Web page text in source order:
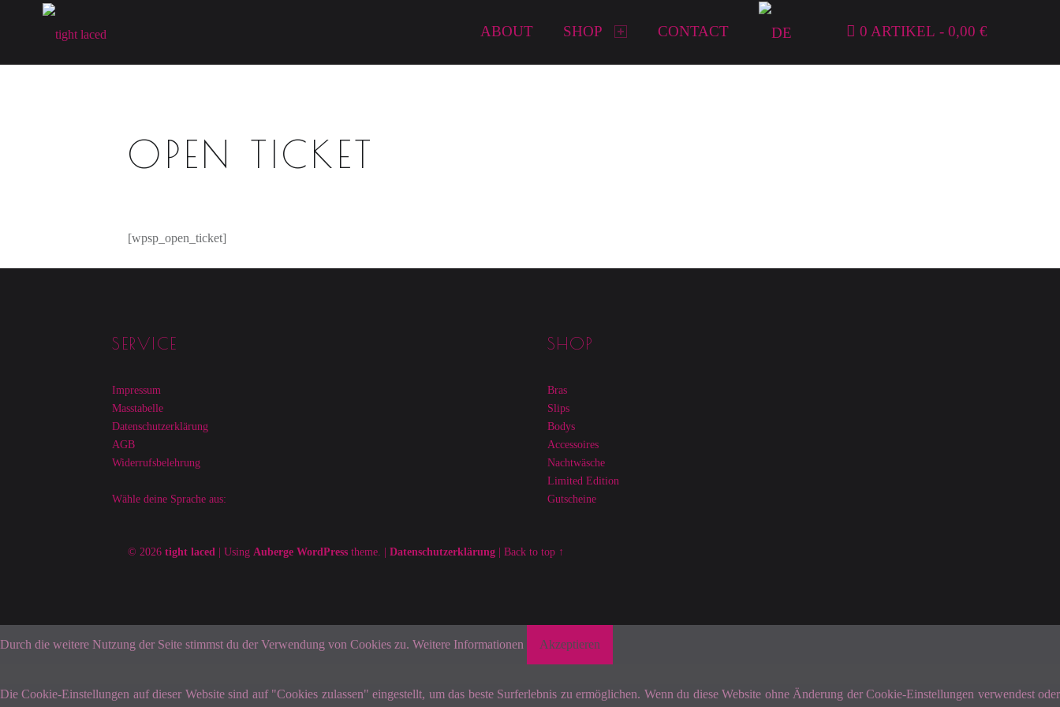
I
ABOUT SHOP CONTACT 0 ARTIKEL 0,00 €
OPEN TICKET
[wpsp_open_ticket]
Footer sidebar
SERVICE
Impressum
Masstabelle
Datenschutzerklärung
AGB
Widerrufsbelehrung
Wähle deine Sprache aus:
SHOP
Bras
Slips
Bodys
Accessoires
Nachtwäsche
Limited Edition
Gutscheine
© 2026 tight laced | Using Auberge WordPress theme. | Datenschutzerklärung | Back to top ↑
Durch die weitere Nutzung der Seite stimmst du der Verwendung von Cookies zu. Weitere Informationen Akzeptieren
Die Cookie-Einstellungen auf dieser Website sind auf "Cookies zulassen" eingestellt, um das beste Surferlebnis zu ermöglichen. Wenn du diese Website ohne Änderung der Cookie-Einstellungen verwendest oder